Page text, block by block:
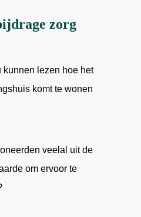
zorg
kunnen lezen hoe het
komt te wonen
veelal uit de
om ervoor te